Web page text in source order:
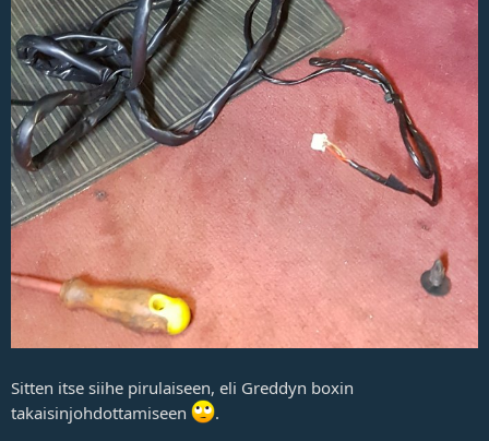
Sitten itse siihe pirulaiseen, eli Greddyn boxin
takaisinjohdottamiseen
.